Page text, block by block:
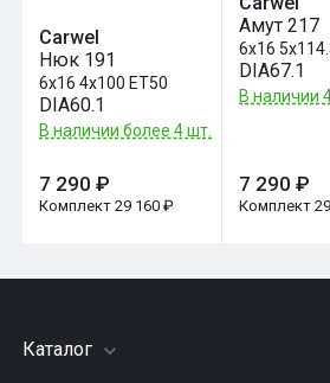
Carwel
Нюк 191
6x16 4x100 ET50
DIA60.1
В наличии более 4 шт.
7 290 ₽
Комплект 29 160 ₽
Амут 217
6x16
DIA67.1
В наличии
7 290 ₽
Комплект
Каталог